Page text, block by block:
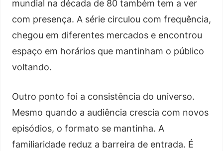
mundial na década de 80 também tem a ver
com presença. A série circulou com frequência,
chegou em diferentes mercados e encontrou
espaço em horários que mantinham o público
voltando.
Outro ponto foi a consistência do universo.
Mesmo quando a audiência crescia com novos
episódios, o formato se mantinha. A
familiaridade reduz a barreira de entrada. É